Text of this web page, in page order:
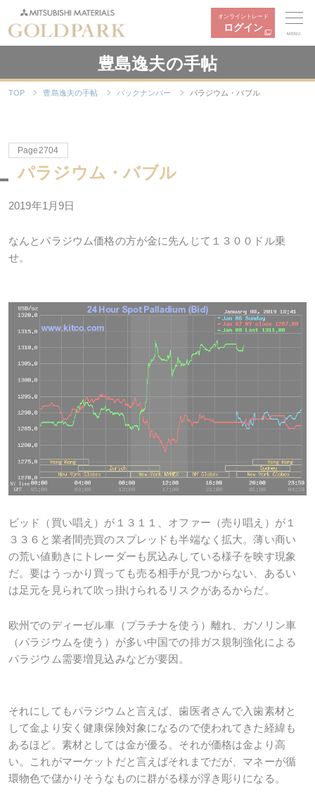
オンライントレード
ログイン
MENU
豊島逸夫の手帖
TOP 豊島逸夫の手帖 バックナンバー パラジウム・バブル
Page2704
パラジウム・バブル
2019年1月9日
なんとパラジウム価格の方が金に先んじて１３００ドル乗
せ。
ビッド（買い唱え）が１３１１、オファー（売り唱え）が１
３３６と業者間売買のスプレッドも半端なく拡大。薄い商い
の荒い値動きにトレーダーも尻込みしている様子を映す現象
だ。要はうっかり買っても売る相手が見つからない、あるい
は足元を見られて吹っ掛けられるリスクがあるからだ。
欧州でのディーゼル車（プラチナを使う）離れ、ガソリン車
（パラジウムを使う）が多い中国での排ガス規制強化による
パラジウム需要増見込みなどが要因。
それにしてもパラジウムと言えば、歯医者さんで入歯素材と
して金より安く健康保険対象になるので使われてきた経緯も
あるほど。素材としては金が優る。それが価格は金より高
い。これがマーケットだと言えばそれまでだが、マネーが循
環物色で儲かりそうなものに群がる様が浮き彫りになる。